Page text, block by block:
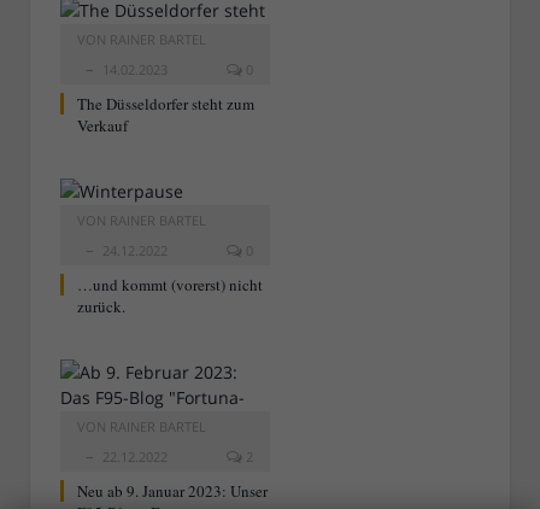
VON RAINER BARTEL
14.02.2023
0
The Düsseldorfer steht zum
Verkauf
VON RAINER BARTEL
24.12.2022
0
…und kommt (vorerst) nicht
zurück.
VON RAINER BARTEL
22.12.2022
2
Neu ab 9. Januar 2023: Unser